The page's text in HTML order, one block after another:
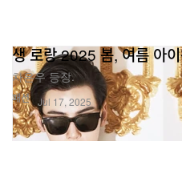
패션
생 로랑 2025 봄, 여름 아
차은우 등장.
Jul 17, 2025